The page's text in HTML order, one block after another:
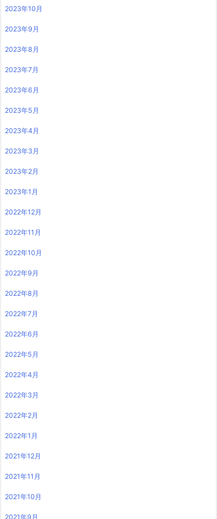
2023年10月
2023年9月
2023年8月
2023年7月
2023年6月
2023年5月
2023年4月
2023年3月
2023年2月
2023年1月
2022年12月
2022年11月
2022年10月
2022年9月
2022年8月
2022年7月
2022年6月
2022年5月
2022年4月
2022年3月
2022年2月
2022年1月
2021年12月
2021年11月
2021年10月
2021年9月